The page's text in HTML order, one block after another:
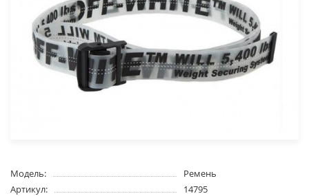
Модель:
Ремень
Артикул:
14795